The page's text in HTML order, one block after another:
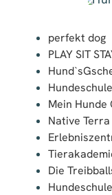
perfekt dog
PLAY SIT
Mein Hunde
Native
Die